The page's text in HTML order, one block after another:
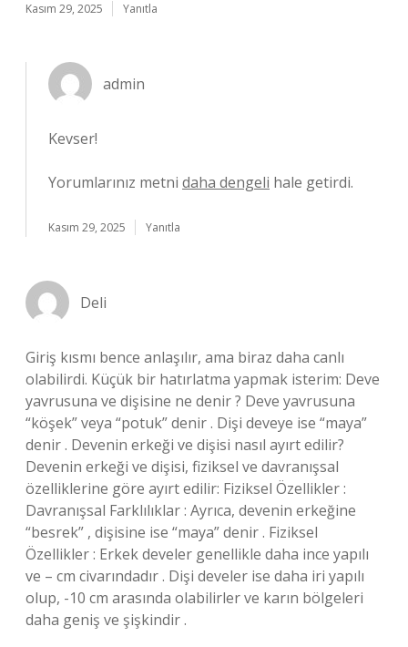
Kasım 29, 2025 Yanıtla
admin
Kevser!
Yorumlarınız metni daha dengeli hale getirdi.
Kasım 29, 2025 Yanıtla
Deli
Giriş kısmı bence anlaşılır, ama biraz daha canlı
olabilirdi. Küçük bir hatırlatma yapmak isterim: Deve
yavrusuna ve dişisine ne denir ? Deve yavrusuna
“köşek” veya “potuk” denir . Dişi deveye ise “maya”
denir . Devenin erkeği ve dişisi nasıl ayırt edilir?
Devenin erkeği ve dişisi, fiziksel ve davranışsal
özelliklerine göre ayırt edilir: Fiziksel Özellikler :
Davranışsal Farklılıklar : Ayrıca, devenin erkeğine
“besrek” , dişisine ise “maya” denir . Fiziksel
Özellikler : Erkek develer genellikle daha ince yapılı
ve – cm civarındadır . Dişi develer ise daha iri yapılı
olup, -10 cm arasında olabilirler ve karın bölgeleri
daha geniş ve şişkindir .